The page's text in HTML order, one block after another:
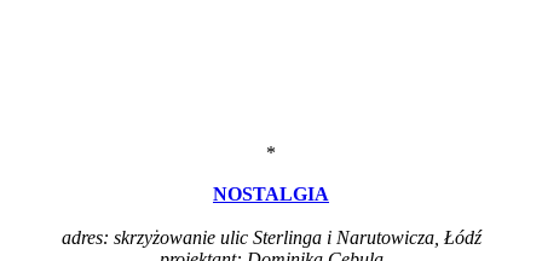
*
NOSTALGIA
adres: skrzyżowanie ulic Sterlinga i Narutowicza, Łódź